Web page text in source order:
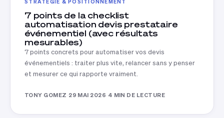
STRATÉGIE & POSITIONNEMENT
7 points de la checklist
automatisation devis prestataire
événementiel (avec résultats
mesurables)
7 points concrets pour automatiser vos devis
événementiels : traiter plus vite, relancer sans y penser
et mesurer ce qui rapporte vraiment.
TONY GOMEZ ·29 MAI 2026· 4 MIN DE LECTURE